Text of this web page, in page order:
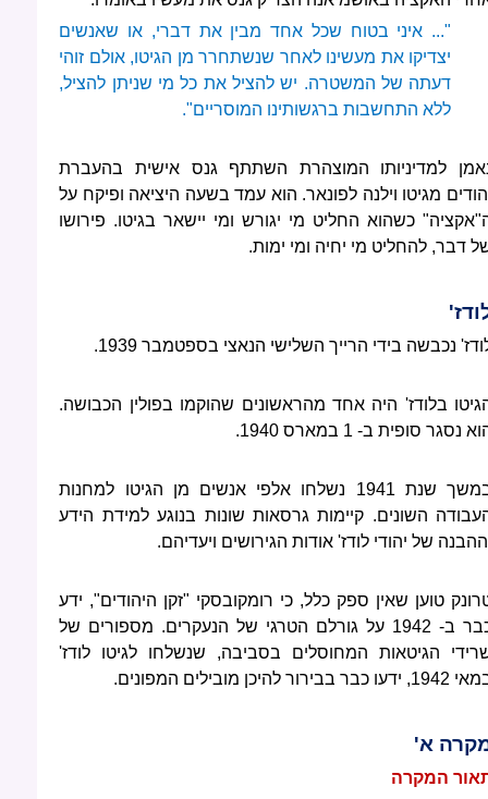
"... איני בטוח שכל אחד מבין את דברי, או שאנשים
יצדיקו את מעשינו לאחר שנשתחרר מן הגיטו, אולם זוהי
דעתה של המשטרה. יש להציל את כל מי שניתן להציל,
ללא התחשבות ברגשותינו המוסריים".
למדיניותו המוצהרת השתתף גנס אישית בהעברת
מגיטו וילנה לפונאר. הוא עמד בשעה היציאה ופיקח על
כשהוא החליט מי יגורש ומי יישאר בגיטו. פירושו
דבר, להחליט מי יחיה ומי ימות.
נכבשה בידי הרייך השלישי הנאצי בספטמבר 1939.
בלודז' היה אחד מהראשונים שהוקמו בפולין הכבושה.
נסגר סופית ב- 1 במארס 1940.
במשך שנת 1941 נשלחו אלפי אנשים מן הגיטו למחנות
השונים. קיימות גרסאות שונות בנוגע למידת הידע
של יהודי לודז' אודות הגירושים ויעדיהם.
טוען שאין ספק כלל, כי רומקובסקי "זקן היהודים", ידע
כבר ב- 1942 על גורלם הטרגי של הנעקרים. מספורים של
הגיטאות המחוסלים בסביבה, שנשלחו לגיטו לודז'
ידעו כבר בבירור להיכן מובילים המפונים.
א'
המקרה